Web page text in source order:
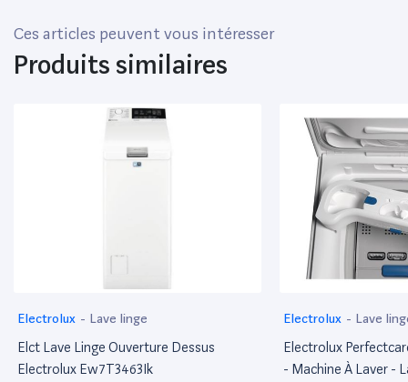
Ces articles peuvent vous intéresser
Produits similaires
Electrolux - Lave linge
Elct Lave Linge Ouverture Dessus
Electrolux Ew7T3463Ik
Electrolux - Lave
Electrolux
- Machine À Laver -